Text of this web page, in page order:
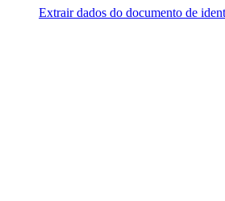
Extrair dados do documento de